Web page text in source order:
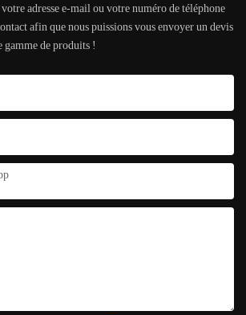
adresse e-mail ou votre numéro de téléphone
afin que nous puissions vous envoyer un devis
de produits !